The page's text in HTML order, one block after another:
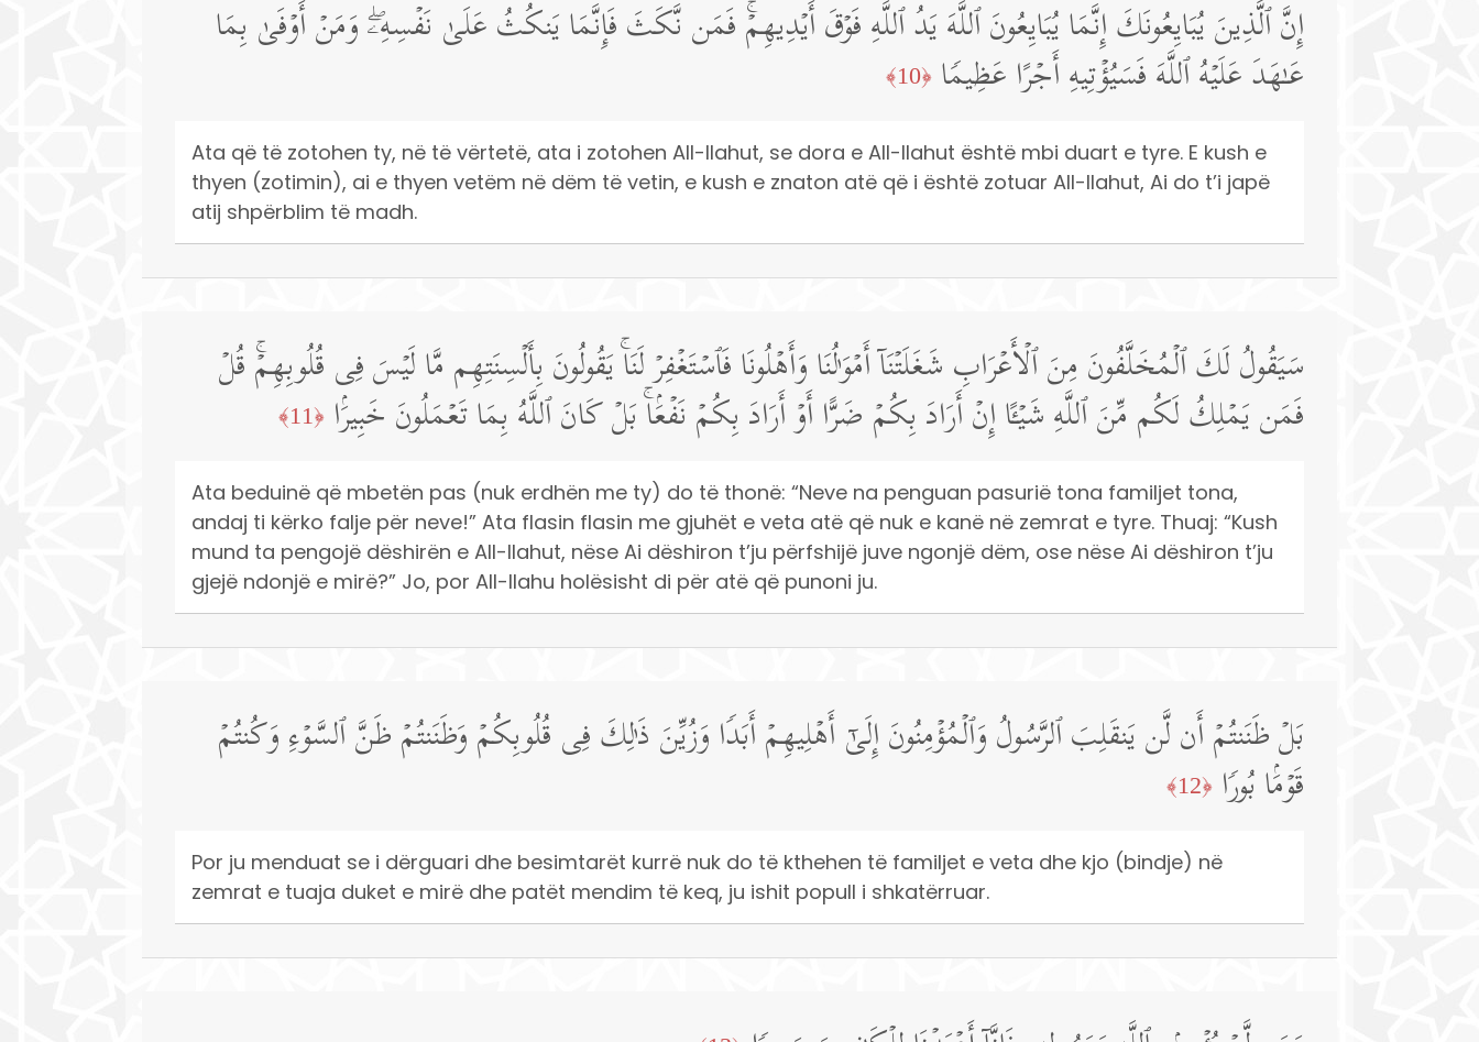
إِنَّ ٱلَّذِینَ یُبَایِعُونَكَ إِنَّمَا یُبَایِعُونَ ٱللَّهَ یَدُ ٱللَّهِ فَوۡقَ أَیۡدِیهِمۡۚ فَمَن نَّكَثَ فَإِنَّمَا یَنكُثُ عَلَىٰ نَفۡسِهِۦۖ وَمَنۡ أَوۡفَىٰ بِمَا
عَـٰهَدَ عَلَیۡهُ ٱللَّهَ فَسَیُؤۡتِیهِ أَجۡرًا عَظِیمࣰا ﴿10﴾
Ata që të zotohen ty, në të vërtetë, ata i zotohen All-llahut, se dora e All-llahut është mbi duart e tyre. E kush e
thyen (zotimin), ai e thyen vetëm në dëm të vetin, e kush e znaton atë që i është zotuar All-llahut, Ai do t’i japë
atij shpërblim të madh.
سَیَقُولُ لَكَ ٱلۡمُخَلَّفُونَ مِنَ ٱلۡأَعۡرَابِ شَغَلَتۡنَاۤ أَمۡوَ ٰ⁠لُنَا وَأَهۡلُونَا فَٱسۡتَغۡفِرۡ لَنَاۚ یَقُولُونَ بِأَلۡسِنَتِهِم مَّا لَیۡسَ فِی قُلُوبِهِمۡۚ قُلۡ
فَمَن یَمۡلِكُ لَكُم مِّنَ ٱللَّهِ شَیۡـًٔا إِنۡ أَرَادَ بِكُمۡ ضَرًّا أَوۡ أَرَادَ بِكُمۡ نَفۡعَۢاۚ بَلۡ كَانَ ٱللَّهُ بِمَا تَعۡمَلُونَ خَبِیرَۢا ﴿11﴾
Ata beduinë që mbetën pas (nuk erdhën me ty) do të thonë: “Neve na penguan pasurië tona familjet tona,
andaj ti kërko falje për neve!” Ata flasin flasin me gjuhët e veta atë që nuk e kanë në zemrat e tyre. Thuaj: “Kush
mund ta pengojë dëshirën e All-llahut, nëse Ai dëshiron t’ju përfshijë juve ngonjë dëm, ose nëse Ai dëshiron t’ju
gjejë ndonjë e mirë?” Jo, por All-llahu holësisht di për atë që punoni ju.
بَلۡ ظَنَنتُمۡ أَن لَّن یَنقَلِبَ ٱلرَّسُولُ وَٱلۡمُؤۡمِنُونَ إِلَىٰۤ أَهۡلِیهِمۡ أَبَدࣰا وَزُیِّنَ ذَ ٰ⁠لِكَ فِی قُلُوبِكُمۡ وَظَنَنتُمۡ ظَنَّ ٱلسَّوۡءِ وَكُنتُمۡ
قَوۡمَۢا بُورࣰا ﴿12﴾
Por ju menduat se i dërguari dhe besimtarët kurrë nuk do të kthehen të familjet e veta dhe kjo (bindje) në
zemrat e tuaja duket e mirë dhe patët mendim të keq, ju ishit popull i shkatërruar.